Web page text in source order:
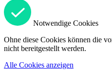
Notwendige Cookies
Ohne diese Cookies können die
nicht bereitgestellt werden.
Alle Cookies anzeigen